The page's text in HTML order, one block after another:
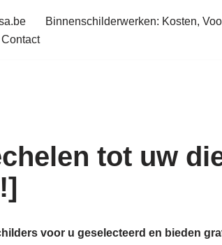
Binnenschilderwerken: Kosten,
Contact
tot uw
voor u geselecteerd en bieden